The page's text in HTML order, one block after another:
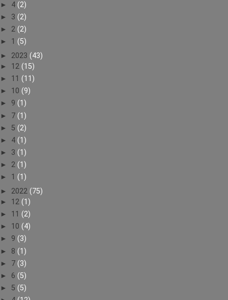
► 4 (2)
► 3 (2)
► 2 (2)
► 1 (5)
► 2023 (43)
► 12 (15)
► 11 (11)
► 10 (9)
► 9 (1)
► 7 (1)
► 5 (2)
► 4 (1)
► 3 (1)
► 2 (1)
► 1 (1)
► 2022 (75)
► 12 (1)
► 11 (2)
► 10 (4)
► 9 (3)
► 8 (1)
► 7 (3)
► 6 (5)
► 5 (5)